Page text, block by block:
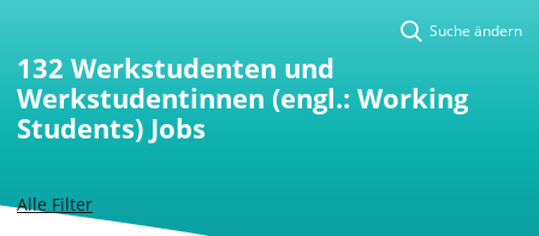
Alle Filter
Suche ändern
132 Werkstudenten und
Werkstudentinnen (engl.: Working
Students) Jobs